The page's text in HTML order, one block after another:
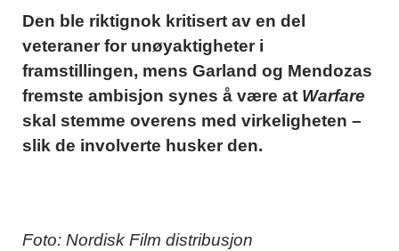
Den ble riktignok kritisert av en del
veteraner for unøyaktigheter i
framstillingen, mens Garland og Mendozas
fremste ambisjon synes å være at Warfare
skal stemme overens med virkeligheten –
slik de involverte husker den.
Foto: Nordisk Film distribusjon